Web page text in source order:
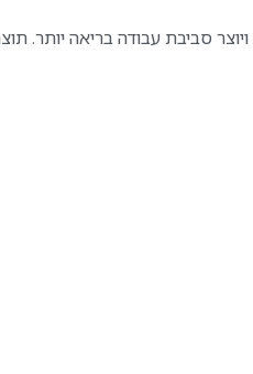
סביבת עבודה בריאה יותר.